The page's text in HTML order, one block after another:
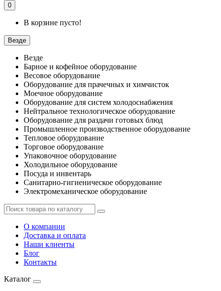
0
В корзине пусто!
Везде
Везде
Барное и кофейное оборудование
Весовое оборудование
Оборудование для прачечных и химчисток
Моечное оборудование
Оборудование для систем холодоснабжения
Нейтральное технологическое оборудование
Оборудование для раздачи готовых блюд
Промышленное производственное оборудование
Тепловое оборудование
Торговое оборудование
Упаковочное оборудование
Холодильное оборудование
Посуда и инвентарь
Санитарно-гигиеническое оборудование
Электромеханическое оборудование
О компании
Доставка и оплата
Наши клиенты
Блог
Контакты
Каталог